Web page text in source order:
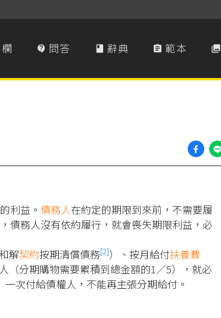
 問答  辭典  範本 
利益。 債務人在約定的期限到來前，不需要履
債務人沒有依約履行，就會喪失期限利益，必
解契約按期清償債務[2]）、按月給付扶養費
人（分期購物需要累積到總金額的1／5），就必
次付給債權人，不能再主張分期給付。